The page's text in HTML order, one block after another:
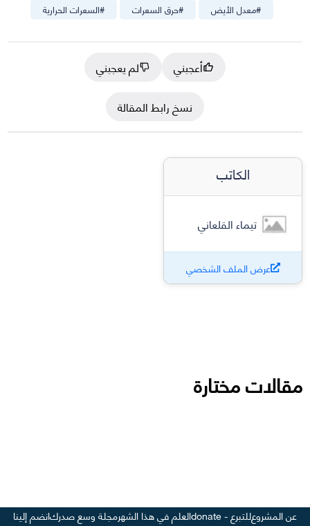
#السعرات الحرارية #حرق السعرات #معدل الأيض
أعجبني
لم يعجبني
نسخ رابط المقالة
الكاتب
تيماء القلعاني
عرض الملف الشخصي
مقالات مختارة
عن المشروعللتبرع - donate العلم في هذا الشهرمجلة وسع صدركانضم إلينا